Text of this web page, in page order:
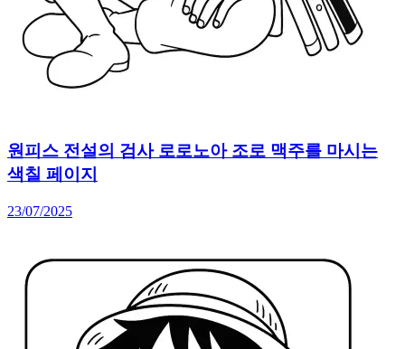
원피스 전설의 검사 로로노아 조로 맥주를 마시는
색칠 페이지
23/07/2025